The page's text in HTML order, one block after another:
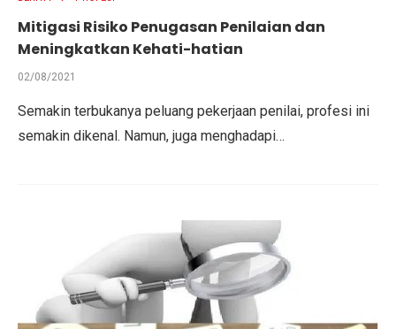
Mitigasi Risiko Penugasan Penilaian dan
Meningkatkan Kehati-hatian
02/08/2021
Semakin terbukanya peluang pekerjaan penilai, profesi ini
semakin dikenal. Namun, juga menghadapi…